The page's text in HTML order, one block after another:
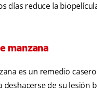
días reduce la
manzana
es un remedio
deshacerse de su